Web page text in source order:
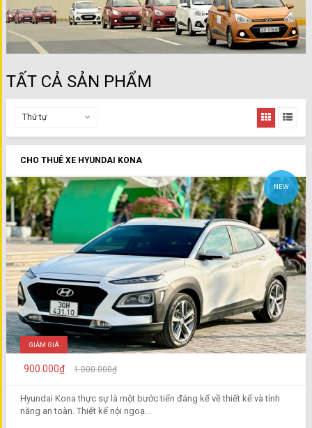
TẤT CẢ SẢN PHẨM
Thứ tự
CHO THUÊ XE HYUNDAI KONA
NEW
GIẢM GIÁ
900.000₫ 1.000.000₫
Hyundai Kona thực sự là một bước tiến đáng kể về thiết kế và tính
năng an toàn. Thiết kế nội ngoạ...